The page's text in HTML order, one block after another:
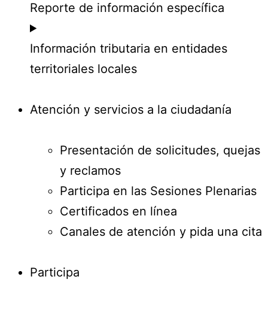
Reporte de información específica
Información tributaria en entidades
territoriales locales
Atención y servicios a la ciudadanía
Presentación de solicitudes, quejas
y reclamos
Participa en las Sesiones Plenarias
Certificados en línea
Canales de atención y pida una cita
Participa